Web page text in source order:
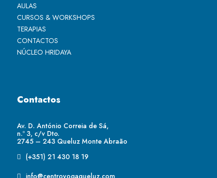
AULAS
CURSOS & WORKSHOPS
TERAPIAS
CONTACTOS
NÚCLEO HRIDAYA
Contactos
Av. D. António Correia de Sá,
n.º 3, c/v Dto.
2745 – 243 Queluz Monte Abraão
(+351) 21 430 18 19
info@centroyogaqueluz.com